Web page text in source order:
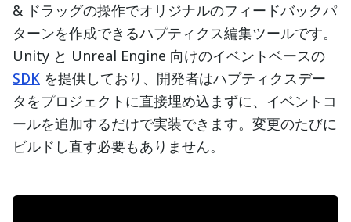
& ドラッグの操作でオリジナルのフィードバックパ
ターンを作成できるハプティクス編集ツールです。
Unity と Unreal Engine 向けのイベントベースの
SDK を提供しており、開発者はハプティクスデー
タをプロジェクトに直接埋め込まずに、イベントコ
ールを追加するだけで実装できます。変更のたびに
ビルドし直す必要もありません。